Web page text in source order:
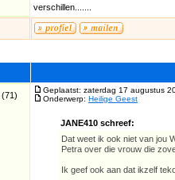
verschillen.......
(71)
Geplaatst: zaterdag 17 augustus
Onderwerp: Heilige Geest
JANE410 schreef:
Dat weet ik ook niet van jou
Petra over die vrouw die
Ik geef ook aan dat ikzelf